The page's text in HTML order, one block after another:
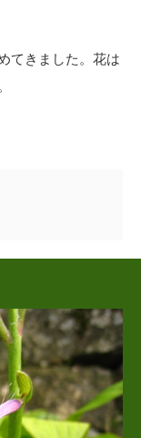
てきました。花は